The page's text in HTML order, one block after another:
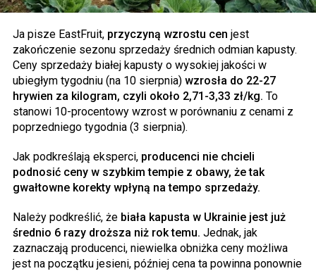
Ja pisze EastFruit, przyczyną wzrostu cen jest
zakończenie sezonu sprzedaży średnich odmian kapusty.
Ceny sprzedaży białej kapusty o wysokiej jakości w
ubiegłym tygodniu (na 10 sierpnia) wzrosła do 22-27
hrywien za kilogram, czyli około 2,71-3,33 zł/kg. To
stanowi 10-procentowy wzrost w porównaniu z cenami z
poprzedniego tygodnia (3 sierpnia).
Jak podkreślają eksperci, producenci nie chcieli
podnosić ceny w szybkim tempie z obawy, że tak
gwałtowne korekty wpłyną na tempo sprzedaży.
Należy podkreślić, że biała kapusta w Ukrainie jest już
średnio 6 razy droższa niż rok temu. Jednak, jak
zaznaczają producenci, niewielka obniżka ceny możliwa
jest na początku jesieni, później cena ta powinna ponownie